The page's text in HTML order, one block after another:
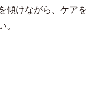
傾けながら、ケアを